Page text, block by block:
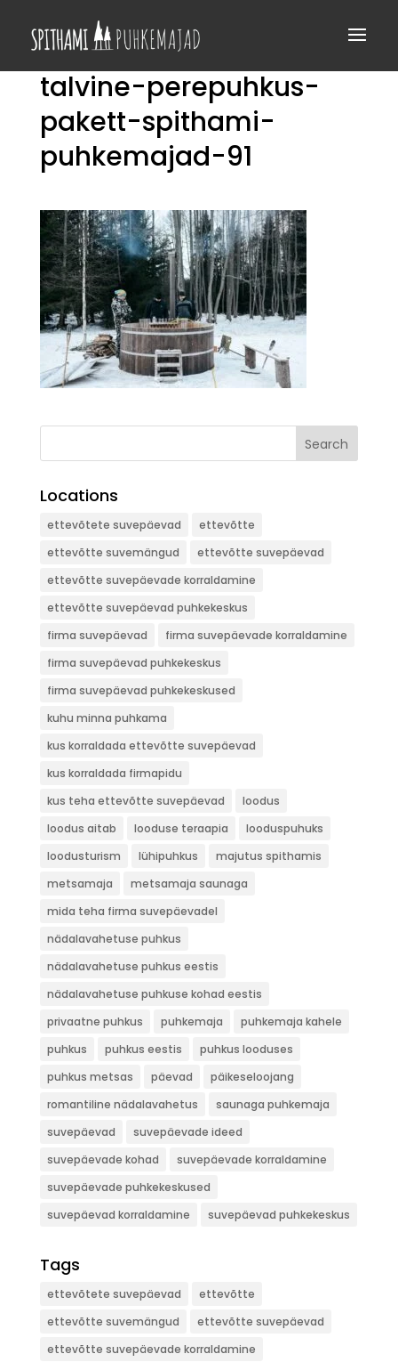
talvine-perepuhkus-
pakett-spithami-
puhkemajad-91
Search
Locations
ettevõtete suvepäevad
ettevõtte
ettevõtte suvemängud
ettevõtte suvepäevad
ettevõtte suvepäevade korraldamine
ettevõtte suvepäevad puhkekeskus
firma suvepäevad
firma suvepäevade korraldamine
firma suvepäevad puhkekeskus
firma suvepäevad puhkekeskused
kuhu minna puhkama
kus korraldada ettevõtte suvepäevad
kus korraldada firmapidu
kus teha ettevõtte suvepäevad
loodus
loodus aitab
looduse teraapia
looduspuhuks
loodusturism
lühipuhkus
majutus spithamis
metsamaja
metsamaja saunaga
mida teha firma suvepäevadel
nädalavahetuse puhkus
nädalavahetuse puhkus eestis
nädalavahetuse puhkuse kohad eestis
privaatne puhkus
puhkemaja
puhkemaja kahele
puhkus
puhkus eestis
puhkus looduses
puhkus metsas
päevad
päikeseloojang
romantiline nädalavahetus
saunaga puhkemaja
suvepäevad
suvepäevade ideed
suvepäevade kohad
suvepäevade korraldamine
suvepäevade puhkekeskused
suvepäevad korraldamine
suvepäevad puhkekeskus
Tags
ettevõtete suvepäevad
ettevõtte
ettevõtte suvemängud
ettevõtte suvepäevad
ettevõtte suvepäevade korraldamine